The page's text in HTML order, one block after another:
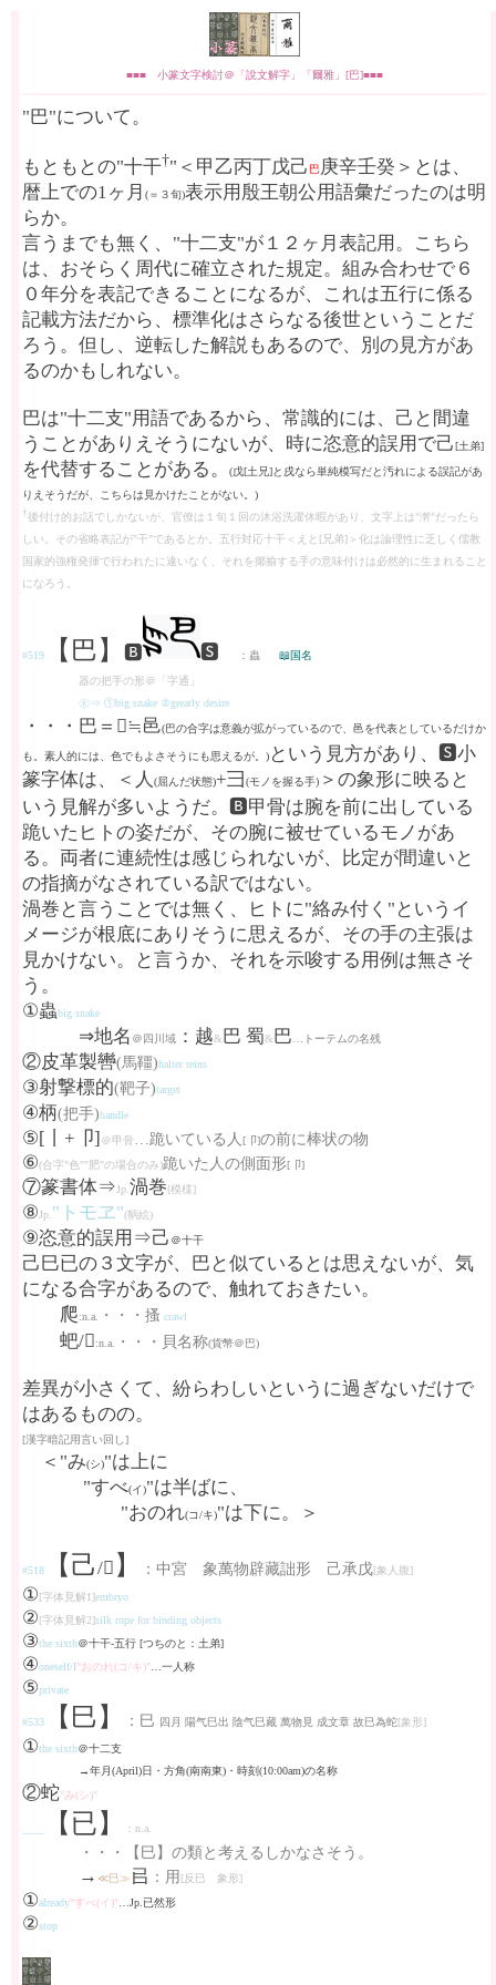
■■■ 小篆文字検討＠「說文解字」「爾雅」[巴]■■■
"巴"について。
もともとの"十干†"＜甲乙丙丁戊己 巴庚辛壬癸＞とは、
暦上での1ヶ月 (＝３旬)表示用殷王朝公用語彙だったのは明
らか。
言うまでも無く、"十二支"が１２ヶ月表記用。こちら
は、おそらく周代に確立された規定。組み合わせで６
０年分を表記できることになるが、これは五行に係る
記載方法だから、標準化はさらなる後世ということだ
ろう。但し、逆転した解説もあるので、別の見方があ
るのかもしれない。
巴は"十二支"用語であるから、常識的には、己と間違
うことがありえそうにないが、時に恣意的誤用で己[土弟]
を代替することがある。
(戊[土兄]と戌なら単純模写だと汚れによる誤記があ
りえそうだが、こちらは見かけたことがない。)
†後付け的お話でしかないが、官僚は１旬１回の沐浴洗濯休暇があり、文字上は"澣"だったら
しい。その省略表記が"干"であるとか。五行対応十干＜えと[兄弟]＞化は論理性に乏しく儒教
国家的強権発揮で行われたに違いなく、それを揶揄する手の意味付けは必然的に生まれること
になろう。
#519 【巴】 🅱 🆂 ：蟲 📖国名
器の把手の形＠「字通」
㊔⇒ ①big snake ②greatly desire
・・・巴＝𢀳≒邑(巴の合字は意義が拡がっているので、邑を代表としているだけか
も。素人的には、色でもよさそうにも思えるが。) という見方があり、🆂小
篆字体は、＜人 (屈んだ状態)+彐 (モノを握る手) ＞の象形に映ると
いう見解が多いようだ。🅱甲骨は腕を前に出している
跪いたヒトの姿だが、その腕に被せているモノがあ
る。両者に連続性は感じられないが、比定が間違いと
の指摘がなされている訳ではない。
渦巻と言うことでは無く、ヒトに"絡み付く"というイ
メージが根底にありそうに思えるが、その手の主張は
見かけない。と言うか、それを示唆する用例は無さそ
う。
①蟲big snake
⇒地名 ＠四川域 ：越&巴 蜀&巴 …トーテムの名残
②皮革製轡(馬韁)halter reins
③射撃標的(靶子)target
④柄(把手)handle
⑤[丨+卩]＠甲骨 …跪いている人 [卩]の前に棒状の物
⑥(合字"色""肥"の場合のみ)跪いた人の側面形[卩]
⑦篆書体⇒Jp. 渦巻[模様]
⑧Jp. "トモヱ"(鞆絵)
⑨恣意的誤用⇒己 ＠十干
己巳已の３文字が、巴と似ているとは思えないが、気
になる合字があるので、触れておきたい。
爬:n.a. ・・・搔 crawl
蚆/𧵅:n.a. ・・・貝名称(貨幣＠巴)
差異が小さくて、紛らわしいというに過ぎないだけで
はあるものの。
[漢字暗記用言い回し]
＜"み(シ)"は上に
"すべ(イ)"は半ばに、
"おのれ(コ/キ)"は下に。＞
#518 【己/𢀒 】 ：中宮 象萬物辟藏詘形 己承戊[象人腹]
①[字体見解1]embryo
②[字体見解2]silk rope for binding objects
③the sixth＠十干-五行 [つちのと：土弟]
④oneself/I"おのれ(コ/キ)" …一人称
⑤private
#533 【巳】 ：巳 四月 陽气巳出 陰气巳藏 萬物見 成文章 故巳為蛇[象形]
①the sixth＠十二支
→年月(April)日・方角(南南東)・時刻(10:00am)の名称
②蛇"み(シ)"
【已】 ：n.a.
・・・【巳】の類と考えるしかなさそう。
→ ≪巳≫ 㠯 ：用 [反巳 象形]
①already"すべ(イ)" …Jp.已然形
②stop